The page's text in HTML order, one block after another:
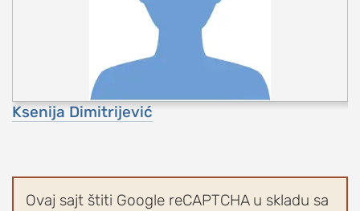
Ksenija Dimitrijević
Ovaj sajt štiti Google reCAPTCHA u skladu sa